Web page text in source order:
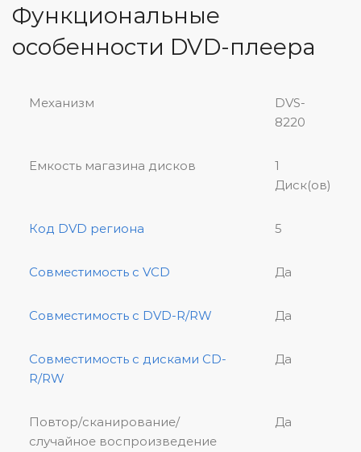
Функциональные
особенности DVD-плеера
Механизм
DVS-
8220
Емкость магазина дисков
1
Диск(ов)
Код DVD региона 5
Совместимость с VCD Да
Совместимость с DVD-R/RW Да
Совместимость с дисками CD-
R/RW
Да
Повтор/сканирование/
случайное воспроизведение
Да